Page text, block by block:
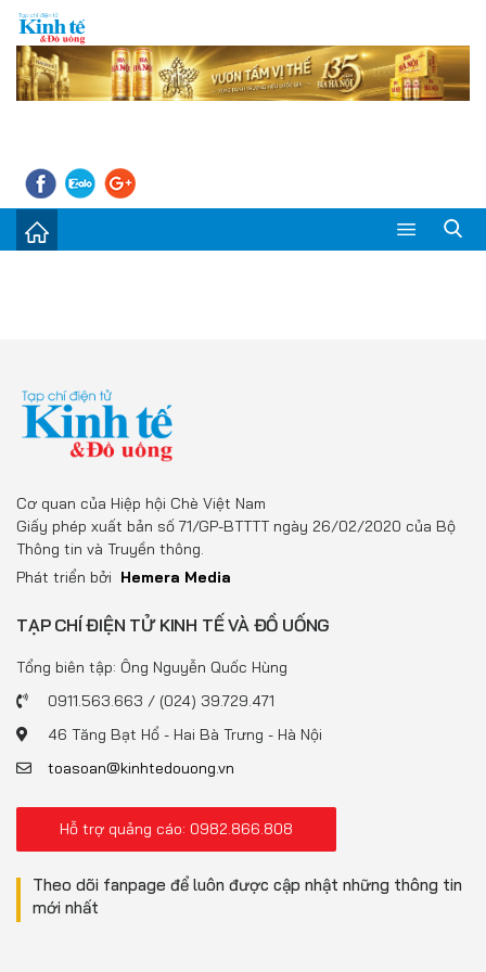
Thị trường
Doanh nghiệp – Doanh nhân
Đồ uống
Pháp luật
Multimedia
Cơ quan của Hiệp hội Chè Việt Nam
Giấy phép xuất bản số 71/GP-BTTTT ngày 26/02/2020 của Bộ
Thông tin và Truyền thông.
Phát triển bởi Hemera Media
TẠP CHÍ ĐIỆN TỬ KINH TẾ VÀ ĐỒ UỐNG
Tổng biên tập: Ông Nguyễn Quốc Hùng
0911.563.663 / (024) 39.729.471
46 Tăng Bạt Hổ - Hai Bà Trưng - Hà Nội
toasoan@kinhtedouong.vn
Hỗ trợ quảng cáo: 0982.866.808
Theo dõi fanpage để luôn được cập nhật những thông tin
mới nhất